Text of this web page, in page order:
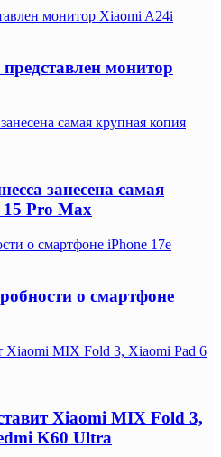
монитор Xiaomi A24i
монитор
самая крупная копия
занесена самая
Pro Max
о смартфоне iPhone 17e
о смартфоне
Xiaomi MIX Fold 3, Xiaomi Pad 6
Xiaomi MIX Fold 3,
K60 Ultra